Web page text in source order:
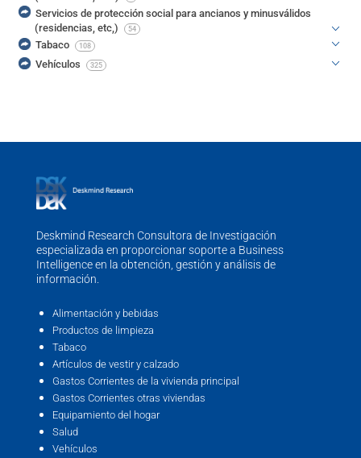
Servicios de protección social para ancianos y minusválidos
(residencias, etc,)
54
Tabaco 108
Vehículos 325
Deskmind Research Consultora de Investigación
especializada en proporcionar soporte a Business
Intelligence en la obtención, gestión y análisis de
información.
Alimentación y bebidas
Productos de limpieza
Tabaco
Artículos de vestir y calzado
Gastos Corrientes de la vivienda principal
Gastos Corrientes otras viviendas
Equipamiento del hogar
Salud
Vehículos